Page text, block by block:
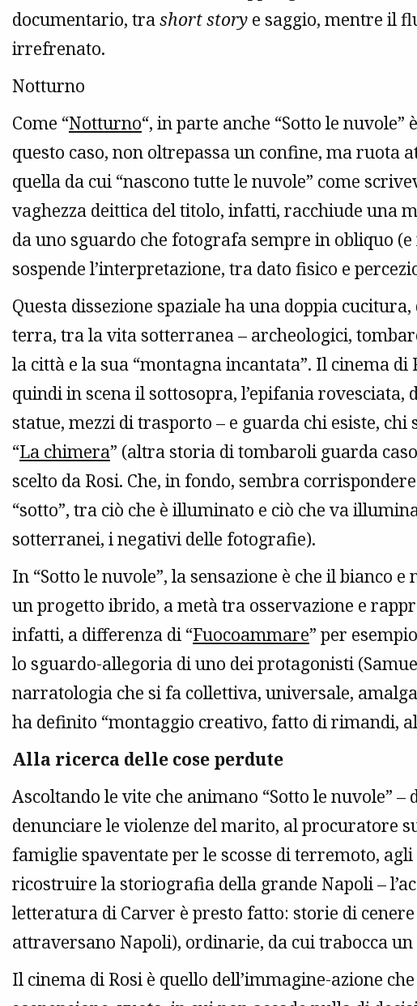
documentario, trashort story e saggio, mentre il
irrefrenato.
Notturno
Come “Notturno“, in parte anche “Sotto le
questo caso, non oltrepassa un confine, ma ruota
quella da cui “nascono tutte le nuvole” come
vaghezza deittica del titolo, infatti, racchiude una
da uno sguardo che fotografa sempre in obliquo
sospende l’interpretazione, tra dato fisico e
Questa dissezione spaziale ha una doppia
terra, tra la vita sotterranea – archeologici,
la città e la sua “montagna incantata”. Il cinema di
quindi in scena il sottosopra, l’epifania
statue, mezzi di trasporto – e guarda chi esiste,
“La chimera” (altra storia di tombaroli guarda
scelto da Rosi. Che, in fondo, sembra
“sotto”, tra ciò che è illuminato e ciò che va
sotterranei, i negativi delle fotografie).
In “Sotto le nuvole”, la sensazione è che il bianco
un progetto ibrido, a metà tra osservazione e
infatti, a differenza di “Fuocoammare” per
lo sguardo-allegoria di uno dei protagonisti
narratologia che si fa collettiva, universale,
ha definito “montaggio creativo, fatto di rimandi,
Alla ricerca delle cose perdute
Ascoltando le vite che animano “Sotto le nuvole”
denunciare le violenze del marito, al procuratore
famiglie spaventate per le scosse di terremoto,
ricostruire la storiografia della grande Napoli –
letteratura di Carver è presto fatto: storie di
attraversano Napoli), ordinarie, da cui trabocca
Il cinema di Rosi è quello dell’immagine-azione